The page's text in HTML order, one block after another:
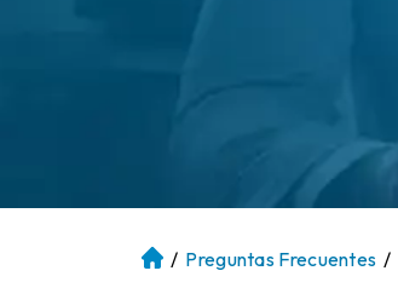
Ini / Preguntas Frecuentes /